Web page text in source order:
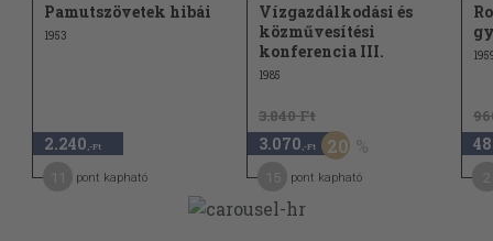
vizsgálata. 1952 209
vizsgálata,
11
Pamutszövetek hibái
1953
2.240 ,-Ft
pont kapható
Vízgazdálkodási és
közművesítési
konferencia III.
1985
3.840 Ft
3.070 ,-Ft 20
pont kapható